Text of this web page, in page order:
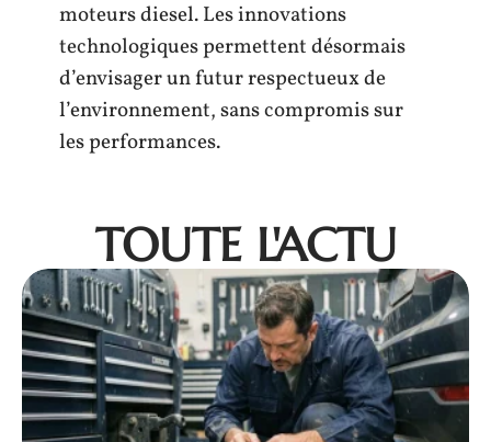
moteurs diesel. Les innovations
technologiques permettent désormais
d’envisager un futur respectueux de
l’environnement, sans compromis sur
les performances.
TOUTE L'ACTU